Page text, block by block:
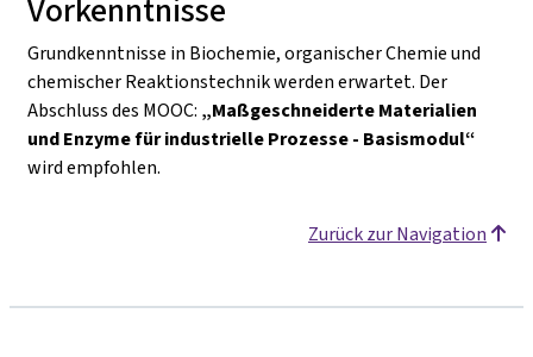
Vorkenntnisse
Grundkenntnisse in Biochemie, organischer Chemie und
chemischer Reaktionstechnik werden erwartet. Der
Abschluss des MOOC: „Maßgeschneiderte Materialien
und Enzyme für industrielle Prozesse - Basismodul“
wird empfohlen.
Zurück zur Navigation